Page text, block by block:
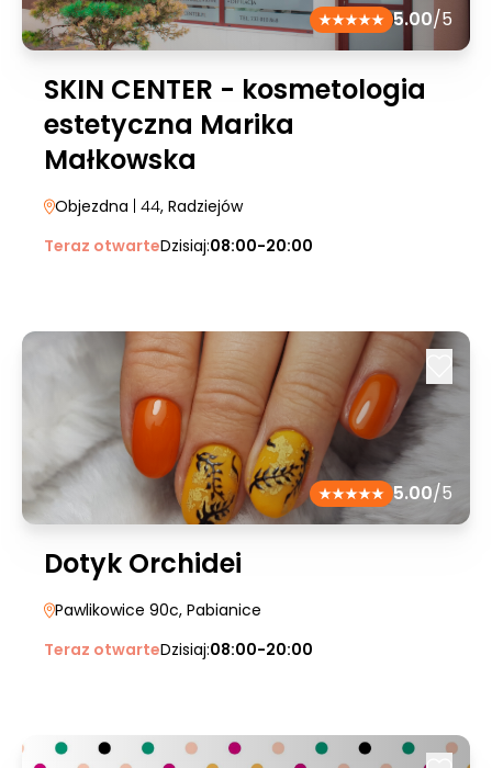
5.00/5
SKIN CENTER - kosmetologia
estetyczna Marika
Małkowska
Objezdna | 44, Radziejów
Teraz otwarteDzisiaj:08:00-20:00
5.00/5
Dotyk Orchidei
Pawlikowice 90c, Pabianice
Teraz otwarteDzisiaj:08:00-20:00